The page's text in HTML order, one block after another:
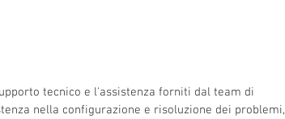
tecnico e l'assistenza forniti dal team di
nella configurazione e risoluzione dei problemi,